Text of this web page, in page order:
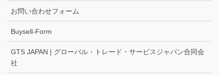
お問い合わせフォーム
Buysell-Form
GTS JAPAN | グローバル・トレード・サービスジャパン合同会
社